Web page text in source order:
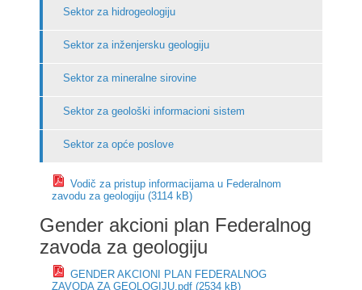
Sektor za hidrogeologiju
Sektor za inženjersku geologiju
Sektor za mineralne sirovine
Sektor za geološki informacioni sistem
Sektor za opće poslove
Vodič za pristup informacijama u Federalnom
zavodu za geologiju (3114 kB)
Gender akcioni plan Federalnog
zavoda za geologiju
GENDER AKCIONI PLAN FEDERALNOG
ZAVODA ZA GEOLOGIJU.pdf (2534 kB)